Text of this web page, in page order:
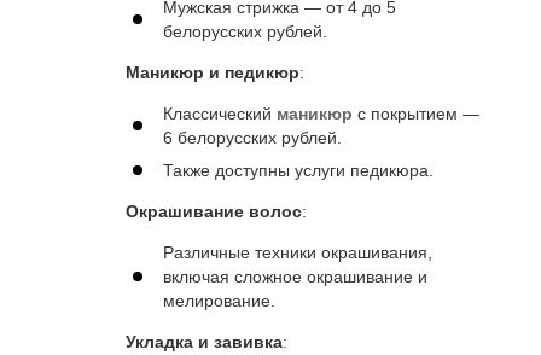
Мужская стрижка — от 4 до 5
белорусских рублей.
Маникюр и педикюр:
Классический маникюр с покрытием —
6 белорусских рублей.
Также доступны услуги педикюра.
Окрашивание волос:
Различные техники окрашивания,
включая сложное окрашивание и
мелирование.
Укладка и завивка: